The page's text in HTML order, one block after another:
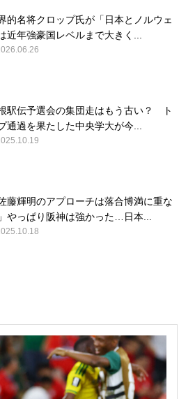
的名将クロップ氏が「日本とノルウェ
近年強豪国レベルまで大きく...
駅伝予選会の集団走はもう古い？ ト
通過を果たした中央学大が今...
佐藤輝明のアプローチは落合博満に重な
やっぱり阪神は強かった…日本...